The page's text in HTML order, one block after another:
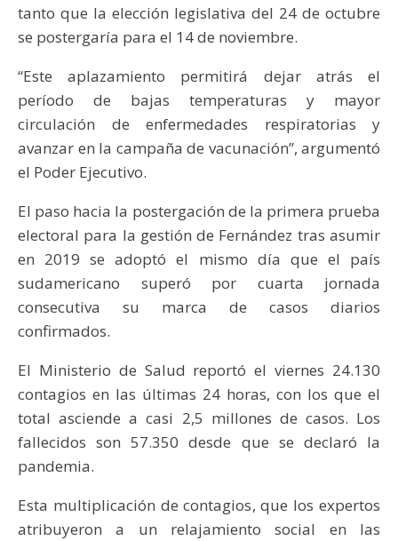
tanto que la elección legislativa del 24 de octubre
se postergaría para el 14 de noviembre.
“Este aplazamiento permitirá dejar atrás el
período de bajas temperaturas y mayor
circulación de enfermedades respiratorias y
avanzar en la campaña de vacunación”, argumentó
el Poder Ejecutivo.
El paso hacia la postergación de la primera prueba
electoral para la gestión de Fernández tras asumir
en 2019 se adoptó el mismo día que el país
sudamericano superó por cuarta jornada
consecutiva su marca de casos diarios
confirmados.
El Ministerio de Salud reportó el viernes 24.130
contagios en las últimas 24 horas, con los que el
total asciende a casi 2,5 millones de casos. Los
fallecidos son 57.350 desde que se declaró la
pandemia.
Esta multiplicación de contagios, que los expertos
atribuyeron a un relajamiento social en las